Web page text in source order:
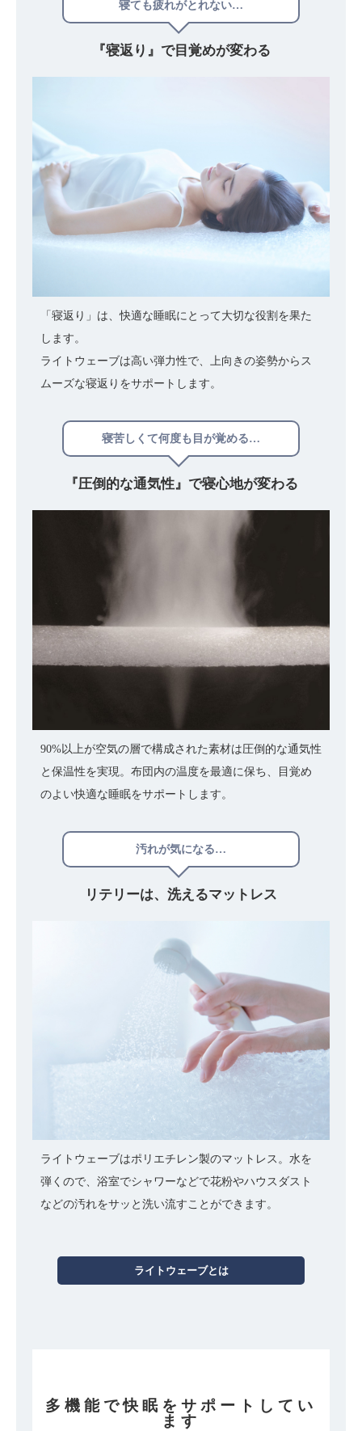
寝ても疲れがとれない…
『寝返り』で目覚めが変わる
「寝返り」は、快適な睡眠にとって大切な役割を果た
します。
ライトウェーブは高い弾力性で、上向きの姿勢からス
ムーズな寝返りをサポートします。
寝苦しくて何度も目が覚める…
『圧倒的な通気性』で寝心地が変わる
90%以上が空気の層で構成された素材は圧倒的な通気性
と保温性を実現。布団内の温度を最適に保ち、目覚め
のよい快適な睡眠をサポートします。
汚れが気になる…
リテリーは、 洗えるマットレス
ライトウェーブはポリエチレン製のマットレス。水を
弾くので、浴室でシャワーなどで花粉やハウスダスト
などの汚れをサッと洗い流すことができます。
ライトウェーブとは
多機能で快眠をサポートしてい
ます